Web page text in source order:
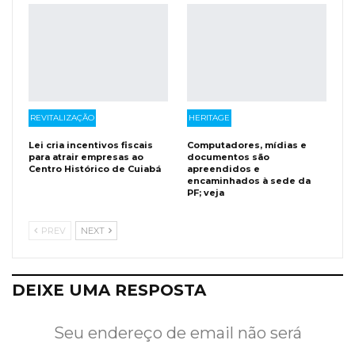
REVITALIZAÇÃO
Lei cria incentivos fiscais
para atrair empresas ao
Centro Histórico de Cuiabá
HERITAGE
Computadores, mídias e
documentos são
apreendidos e
encaminhados à sede da
PF; veja
PREV NEXT
DEIXE UMA RESPOSTA
Seu endereço de email não será